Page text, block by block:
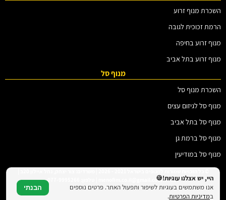
השכרת מנוף זרוע
הרמת זכוכית לגובה
מנוף זרוע בחיפה
מנוף זרוע בתל אביב
מנוף סל
השכרת מנוף סל
מנוף סל לגיזום עצים
מנוף סל בתל אביב
מנוף סל ברמת גן
מנוף סל במודיעין
דוא"ל: menofim.co.il@gmail.com | טלפון: 077-9995266
היי, יש אצלנו עוגיות!🍪
אנו משתמשים בעוגיות לשיפור ותפעול האתר. פרטים נוספים
במדיניות הפרטיות.
הבנתי